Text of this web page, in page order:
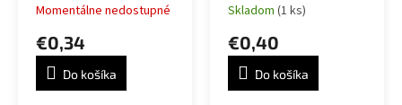
Momentálne nedostupné
€0,34
Do košíka
Skladom (1 ks)
€0,40
Do košíka